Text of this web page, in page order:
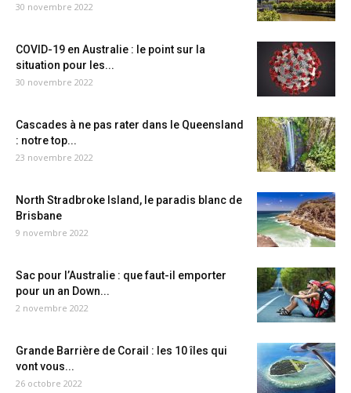
30 novembre 2022
COVID-19 en Australie : le point sur la
situation pour les...
30 novembre 2022
Cascades à ne pas rater dans le Queensland
: notre top...
23 novembre 2022
North Stradbroke Island, le paradis blanc de
Brisbane
9 novembre 2022
Sac pour l’Australie : que faut-il emporter
pour un an Down...
2 novembre 2022
Grande Barrière de Corail : les 10 îles qui
vont vous...
26 octobre 2022